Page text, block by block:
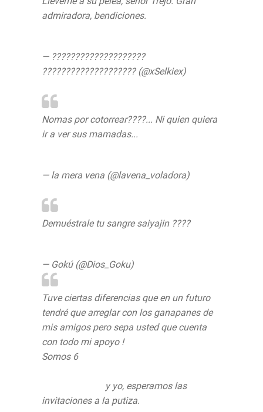
admiradora, bendiciones.
— ????????????????????
???????????????????? (@xSelkiex)
Nomas por cotorrear????... Ni quien quiera
ir a ver sus mamadas...
— la mera vena (@lavena_voladora)
Demuéstrale tu sangre saiyajin ????
— Gokú (@Dios_Goku)
Tuve ciertas diferencias que en un futuro
tendré que arreglar con los ganapanes de
mis amigos pero sepa usted que cuenta
con todo mi apoyo !
Somos 6
y yo, esperamos las
invitaciones a la putiza.